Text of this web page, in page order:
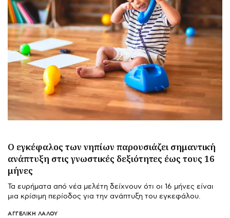
Ο εγκέφαλος των νηπίων παρουσιάζει σημαντική
ανάπτυξη στις γνωστικές δεξιότητες έως τους 16
μήνες
Τα ευρήματα από νέα μελέτη δείχνουν ότι οι 16 μήνες είναι
μια κρίσιμη περίοδος για την ανάπτυξη του εγκεφάλου.
ΑΓΓΕΛΙΚΉ ΛΆΛΟΥ